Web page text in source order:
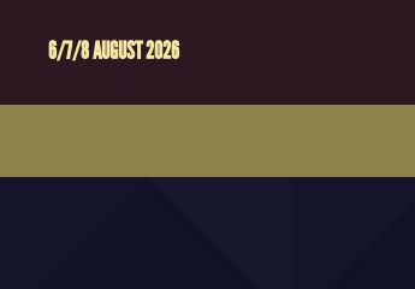
6/7/8 AUGUST 2026